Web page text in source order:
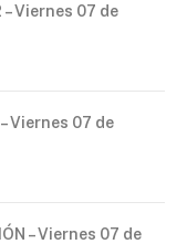
– Viernes 07 de
Viernes 07 de
– Viernes 07 de